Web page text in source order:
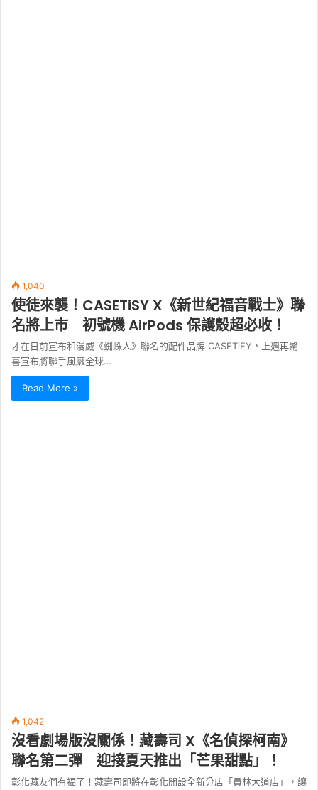
1,040
使徒來襲！CASETiSY X《新世紀福音戰士》聯
名將上市 初號機 AirPods 保護殼超必收！
才在日前宣布和漫威《蜘蛛人》聯名的配件品牌 CASETiFY，上週再驚
喜宣布將聯手風靡全球…
Read More »
1,042
沒看劇場版沒關係！藏壽司 X《名偵探柯南》
聯名第二彈 迎接夏天推出「芒果甜點」！
彰化藏友們有福了！藏壽司即將在彰化開設全新分店「員林大道店」，讓